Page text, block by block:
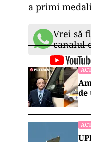
a primi
Vrei să
canalul
de